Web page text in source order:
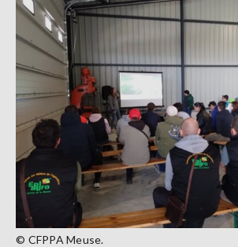
© CFPPA Meuse.